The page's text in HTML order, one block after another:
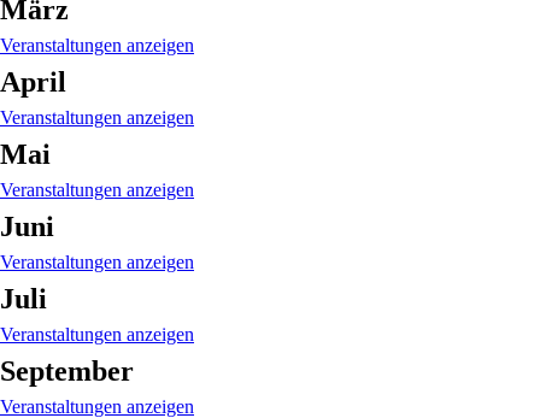
März
Veranstaltungen anzeigen
April
Veranstaltungen anzeigen
Mai
Veranstaltungen anzeigen
Juni
Veranstaltungen anzeigen
Juli
Veranstaltungen anzeigen
September
Veranstaltungen anzeigen